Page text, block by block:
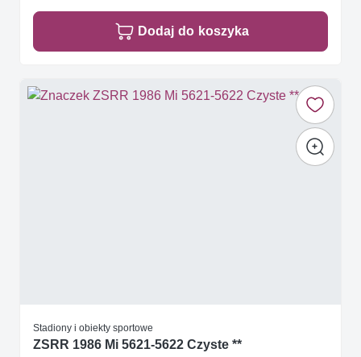
Dodaj do koszyka
Stadiony i obiekty sportowe
ZSRR 1986 Mi 5621-5622 Czyste **